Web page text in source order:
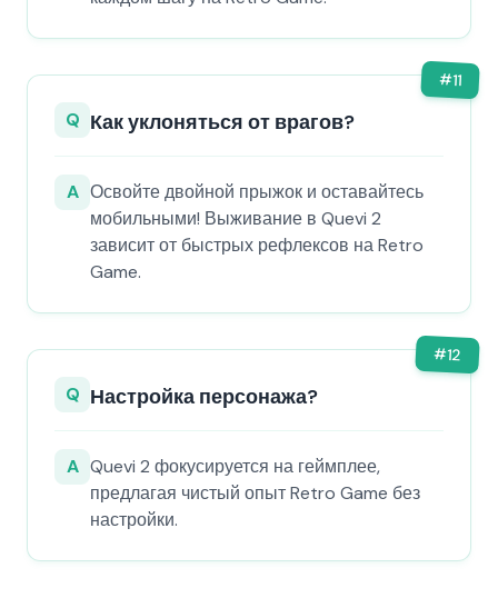
#11
Q Как уклоняться от врагов?
A Освойте двойной прыжок и оставайтесь
мобильными! Выживание в Quevi 2
зависит от быстрых рефлексов на Retro
Game.
#12
Q Настройка персонажа?
A Quevi 2 фокусируется на геймплее,
предлагая чистый опыт Retro Game без
настройки.